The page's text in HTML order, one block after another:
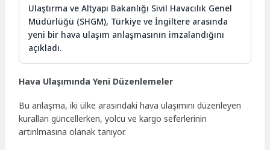
Ulaştırma ve Altyapı Bakanlığı Sivil Havacılık Genel
Müdürlüğü (SHGM), Türkiye ve İngiltere arasında
yeni bir hava ulaşım anlaşmasının imzalandığını
açıkladı.
Hava Ulaşımında Yeni Düzenlemeler
Bu anlaşma, iki ülke arasındaki hava ulaşımını düzenleyen
kuralları güncellerken, yolcu ve kargo seferlerinin
artırılmasına olanak tanıyor.